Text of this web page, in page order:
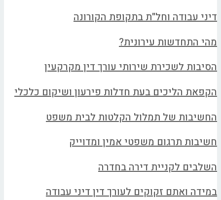
דיני עבודה וחל"ת בתקופת הקורונה
מהי התחדשות עירונית?
הסיבות לשכירת שירותי עורך דין מקרקעין
הקפאת הליכים בעת חדלות פירעון ושיקום כלכלי
החשיבות של תמלול הקלטות לבית משפט
חשיבות תרגום משפטי אמין ומדוייק
השלבים לקניית דירה בחדרה
במידה ואתם זקוקים לעורך דין דיני עבודה